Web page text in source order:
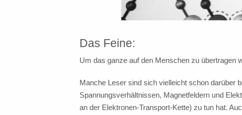
Das Feine:
Um das ganze auf den Menschen zu übertragen
Manche Leser sind sich vielleicht schon darüber
Spannungsverhältnissen, Magnetfeldern und
an der Elektronen-Transport-Kette) zu tun hat.